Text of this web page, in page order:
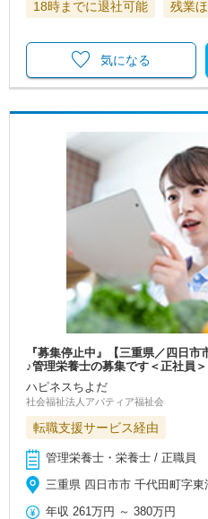
18時までに退社可能
残業
気になる
『募集停止中』【三重県／四日
♪管理栄養士の募集です＜正社員＞
ハピネスちよだ
社会福祉法人アパティア福祉会
転職支援サービス経由
管理栄養士・栄養士 / 正職員
三重県 四日市市 千代田町字東
年収 261万円 ～380万円